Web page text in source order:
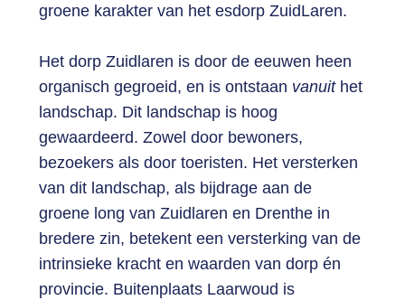
groene karakter van het esdorp ZuidLaren.
Het dorp Zuidlaren is door de eeuwen heen
organisch gegroeid, en is ontstaan vanuit het
landschap. Dit landschap is hoog
gewaardeerd. Zowel door bewoners,
bezoekers als door toeristen. Het versterken
van dit landschap, als bijdrage aan de
groene long van Zuidlaren en Drenthe in
bredere zin, betekent een versterking van de
intrinsieke kracht en waarden van dorp én
provincie. Buitenplaats Laarwoud is